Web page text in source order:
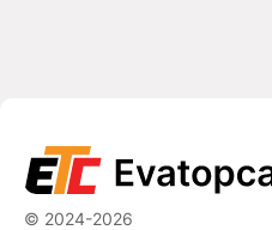
© 2024-2026